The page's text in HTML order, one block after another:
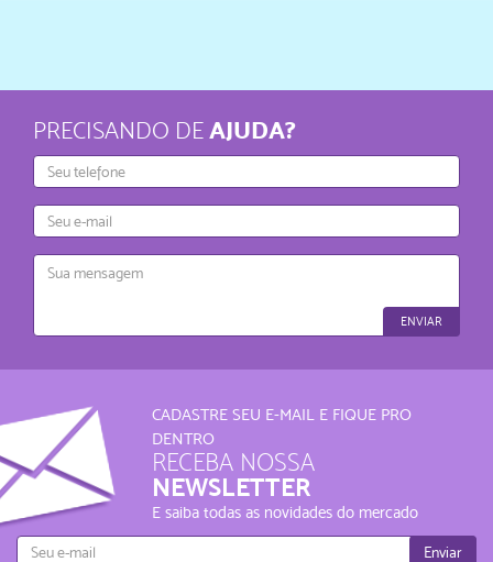
PRECISANDO DE AJUDA?
Telefone
mail
Mensagem
ENVIAR
CADASTRE SEU E-MAIL E FIQUE PRO
DENTRO
RECEBA NOSSA
NEWSLETTER
E saiba todas as novidades do mercado
Enviar